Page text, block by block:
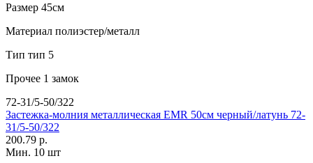
Размер 45см
Материал полиэстер/металл
Тип тип 5
Прочее 1 замок
72-31/5-50/322
Застежка-молния металлическая EMR 50см черный/латунь 72-
31/5-50/322
200.79 р.
Мин. 10 шт